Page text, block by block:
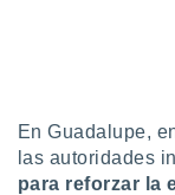
sitio
En
En Guadalupe,
las autoridades
para reforzar la